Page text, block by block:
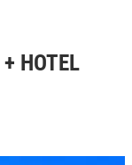
HOTEL